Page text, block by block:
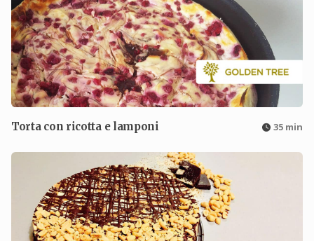
Torta con ricotta e lamponi 35 min